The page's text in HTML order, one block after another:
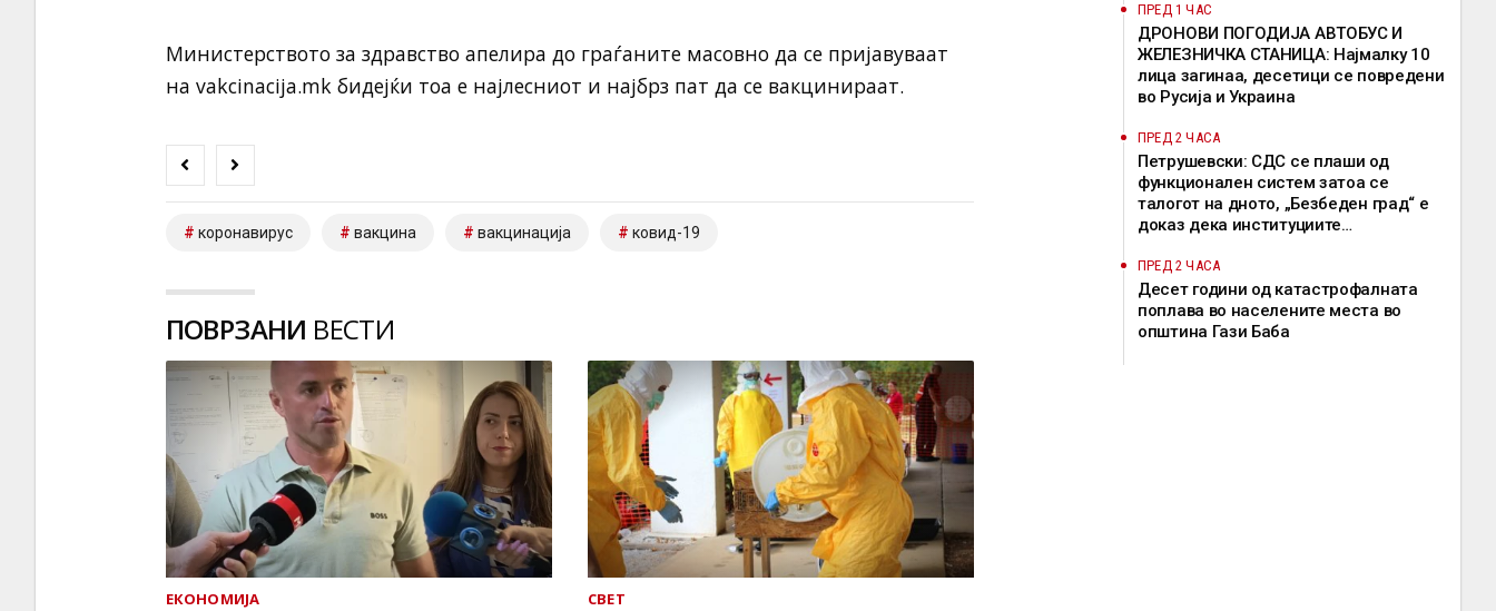
Министерството за здравство апелира до граѓаните масовно да се пријавуваат
на vakcinacija.mk бидејќи тоа е најлесниот и најбрз пат да се вакцинираат.
коронавирус вакцина вакцинација ковид-19
ПОВРЗАНИ ВЕСТИ
ЕКОНОМИЈА СВЕТ
ПРЕД 1 ЧАС
ДРОНОВИ ПОГОДИЈА АВТОБУС И
ЖЕЛЕЗНИЧКА СТАНИЦА: Најмалку 10
лица загинаа, десетици се повредени
во Русија и Украина
ПРЕД 2 ЧАСА
Петрушевски: СДС се плаши од
функционален систем затоа се
талогот на дното, „Безбеден град“ е
доказ дека институциите
ПРЕД 2 ЧАСА
Десет години од катастрофалната
поплава во населените места во
општина Гази Баба